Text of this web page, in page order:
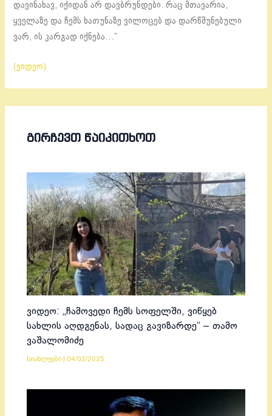
დავინახავ, იქიდან არ დავბრუნდები. რაც მთავარია,
ყველაზე და ჩემს ხათუნაზე ვილოცებ და დარწმუნებული
ვარ, ის კარგად იქნება…”
(ვიდეო)
ᲒᲘᲠᲩᲔᲕᲗ ᲬᲐᲘᲙᲘᲗᲮᲝᲗ
ვიდეო: „ჩამოვედი ჩემს სოფელში, ვიწყებ
სახლის აღდგენას, სადაც გავიზარდე“ – თამო
ვაშალომიძე
სიახლეები 04/02/2025